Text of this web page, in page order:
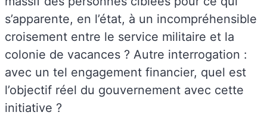
s’apparente, en l’état, à un incompréhensible
croisement entre le service militaire et la
colonie de vacances ? Autre interrogation :
avec un tel engagement financier, quel est
l’objectif réel du gouvernement avec cette
initiative ?